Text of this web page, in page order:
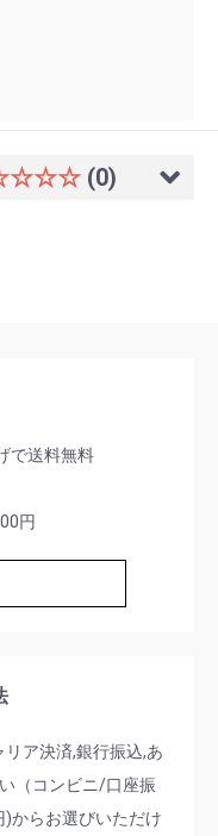
(0)
で送料無料
円
ア決済,銀行振込,あ
（コンビニ/口座振
からお選びいただけ